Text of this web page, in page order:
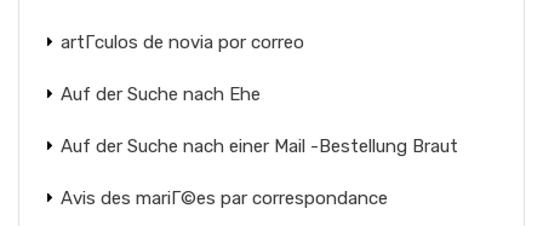
artГ­culos de novia por correo
Auf der Suche nach Ehe
Auf der Suche nach einer Mail -Bestellung Braut
Avis des mariГ©es par correspondance